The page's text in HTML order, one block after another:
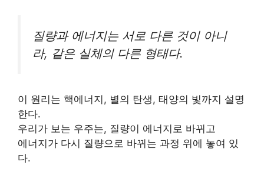
질량과 에너지는 서로 다른 것이 아니
라, 같은 실체의 다른 형태다.
이 원리는 핵에너지, 별의 탄생, 태양의 빛까지 설명
한다.
우리가 보는 우주는, 질량이 에너지로 바뀌고
에너지가 다시 질량으로 바뀌는 과정 위에 놓여 있
다.